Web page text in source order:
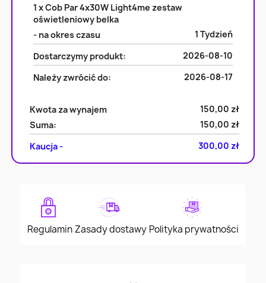
1 x Cob Par 4x30W Light4me zestaw
oświetleniowy belka
- na okres czasu
1 Tydzień
Dostarczymy produkt:
2026-08-10
Należy zwrócić do:
2026-08-17
Kwota za wynajem
150,00 zł
Suma:
150,00 zł
Kaucja -
300,00 zł
Regulamin Zasady dostawy Polityka prywatności